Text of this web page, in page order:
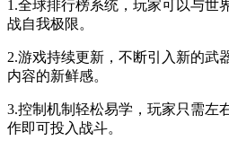
1.全球排行榜系统，玩家可以与世
战自我极限。
2.游戏持续更新，不断引入新的武
内容的新鲜感。
3.控制机制轻松易学，玩家只需左
作即可投入战斗。